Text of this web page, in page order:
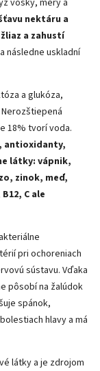
nektáru a
a zahustí
následne uskladní
a glukóza,
18% tvorí voda.
antioxidanty,
látky: vápnik,
zinok, meď,
C ale
pri ochoreniach
sústavu. Vďaka
pôsobí na žalúdok
spánok,
hlavy a má
látky a je zdrojom